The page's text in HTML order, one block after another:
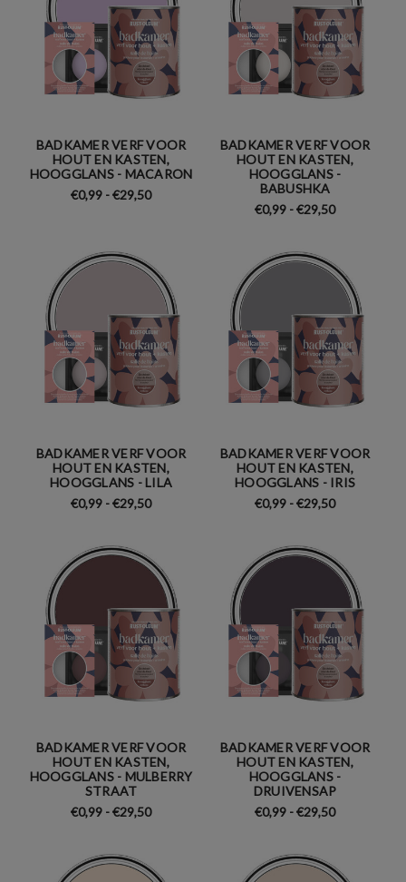
BADKAMER VERF VOOR
HOUT EN KASTEN,
HOOGGLANS - MACARON
€0,99 - €29,50
BADKAMER VERF VOOR
HOUT EN KASTEN,
HOOGGLANS -
BABUSHKA
€0,99 - €29,50
BADKAMER VERF VOOR
HOUT EN KASTEN,
HOOGGLANS - LILA
€0,99 - €29,50
BADKAMER VERF VOOR
HOUT EN KASTEN,
HOOGGLANS - IRIS
€0,99 - €29,50
BADKAMER VERF VOOR
HOUT EN KASTEN,
HOOGGLANS - MULBERRY
STRAAT
€0,99 - €29,50
BADKAMER VERF VOOR
HOUT EN KASTEN,
HOOGGLANS -
DRUIVENSAP
€0,99 - €29,50